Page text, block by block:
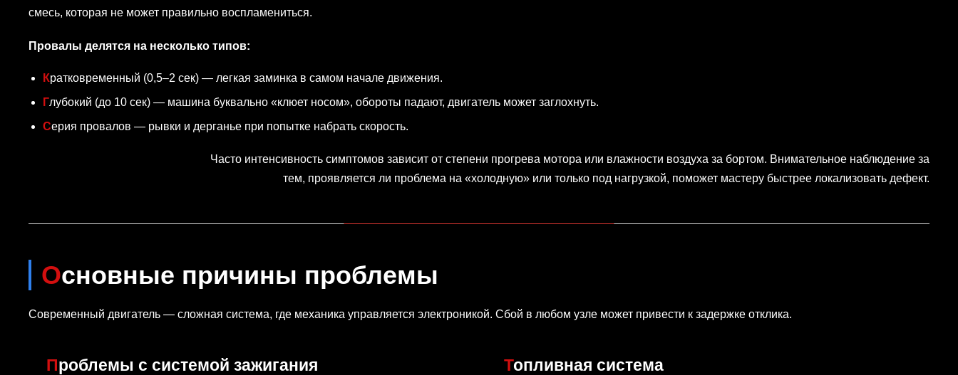
смесь, которая не может правильно воспламениться.
Провалы делятся на несколько типов:
Кратковременный (0,5–2 сек) — легкая заминка в самом начале движения.
Глубокий (до 10 сек) — машина буквально «клюет носом», обороты падают, двигатель может заглохнуть.
Серия провалов — рывки и дерганье при попытке набрать скорость.
Часто интенсивность симптомов зависит от степени прогрева мотора или влажности воздуха за бортом. Внимательное наблюдение за
тем, проявляется ли проблема на «холодную» или только под нагрузкой, поможет мастеру быстрее локализовать дефект.
Основные причины проблемы
Современный двигатель — сложная система, где механика управляется электроникой. Сбой в любом узле может привести к задержке отклика.
Проблемы с системой зажигания Топливная система